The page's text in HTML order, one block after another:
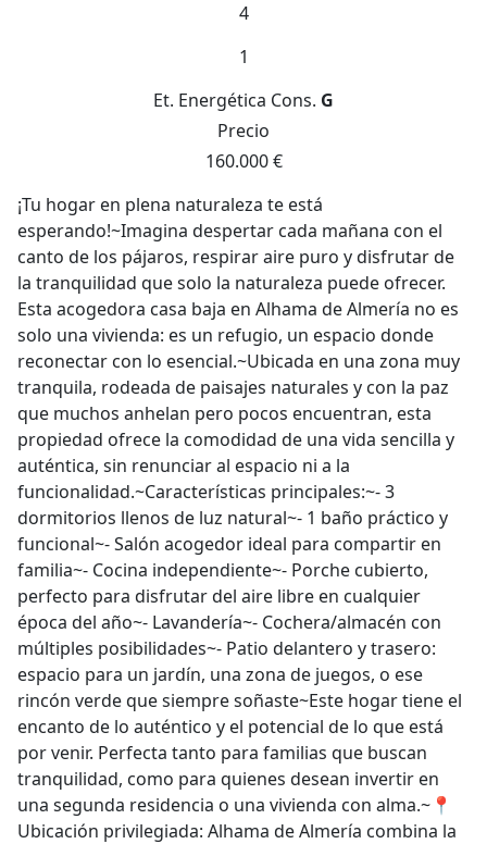
4
1
Et. Energética Cons. G
Precio
160.000 €
¡Tu hogar en plena naturaleza te está
esperando!~Imagina despertar cada mañana con el
canto de los pájaros, respirar aire puro y disfrutar de
la tranquilidad que solo la naturaleza puede ofrecer.
Esta acogedora casa baja en Alhama de Almería no es
solo una vivienda: es un refugio, un espacio donde
reconectar con lo esencial.~Ubicada en una zona muy
tranquila, rodeada de paisajes naturales y con la paz
que muchos anhelan pero pocos encuentran, esta
propiedad ofrece la comodidad de una vida sencilla y
auténtica, sin renunciar al espacio ni a la
funcionalidad.~Características principales:~- 3
dormitorios llenos de luz natural~- 1 baño práctico y
funcional~- Salón acogedor ideal para compartir en
familia~- Cocina independiente~- Porche cubierto,
perfecto para disfrutar del aire libre en cualquier
época del año~- Lavandería~- Cochera/almacén con
múltiples posibilidades~- Patio delantero y trasero:
espacio para un jardín, una zona de juegos, o ese
rincón verde que siempre soñaste~Este hogar tiene el
encanto de lo auténtico y el potencial de lo que está
por venir. Perfecta tanto para familias que buscan
tranquilidad, como para quienes desean invertir en
una segunda residencia o una vivienda con alma.~📍
Ubicación privilegiada: Alhama de Almería combina la